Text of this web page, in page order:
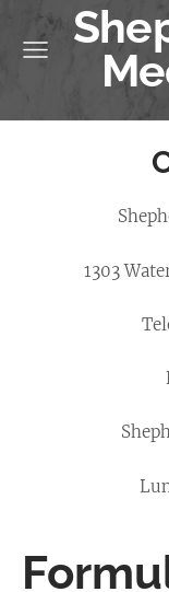
1303